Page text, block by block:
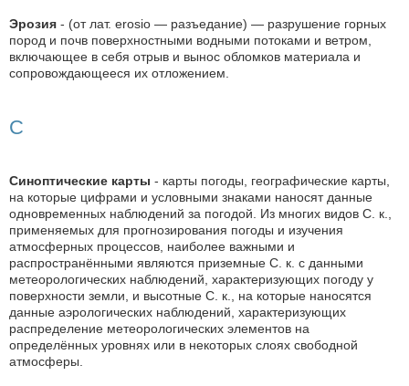
Эрозия - (от лат. erosio — разъедание) — разрушение горных
пород и почв поверхностными водными потоками и ветром,
включающее в себя отрыв и вынос обломков материала и
сопровождающееся их отложением.
C
Синоптические карты - карты погоды, географические карты,
на которые цифрами и условными знаками наносят данные
одновременных наблюдений за погодой. Из многих видов С. к.,
применяемых для прогнозирования погоды и изучения
атмосферных процессов, наиболее важными и
распространёнными являются приземные С. к. с данными
метеорологических наблюдений, характеризующих погоду у
поверхности земли, и высотные С. к., на которые наносятся
данные аэрологических наблюдений, характеризующих
распределение метеорологических элементов на
определённых уровнях или в некоторых слоях свободной
атмосферы.